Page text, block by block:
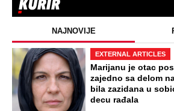
NAJNOVIJE
EXTERNAL ARTICLES
Marijanu je otac
zajedno sa delom
bila zazidana u
decu rađala